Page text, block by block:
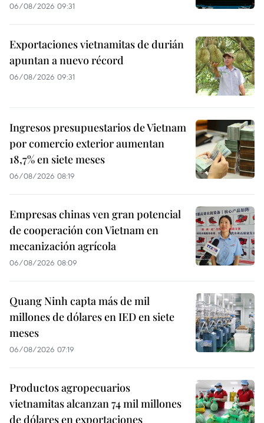
06/08/2026 09:31
Exportaciones vietnamitas de durián
apuntan a nuevo récord
06/08/2026 09:31
Ingresos presupuestarios de Vietnam
por comercio exterior aumentan
18,7% en siete meses
06/08/2026 08:19
Empresas chinas ven gran potencial
de cooperación con Vietnam en
mecanización agrícola
06/08/2026 08:09
Quang Ninh capta más de mil
millones de dólares en IED en siete
meses
06/08/2026 07:19
Productos agropecuarios
vietnamitas alcanzan 74 mil millones
de dólares en exportaciones